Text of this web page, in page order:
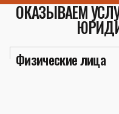
ОКАЗЫВАЕМ
Физические лица